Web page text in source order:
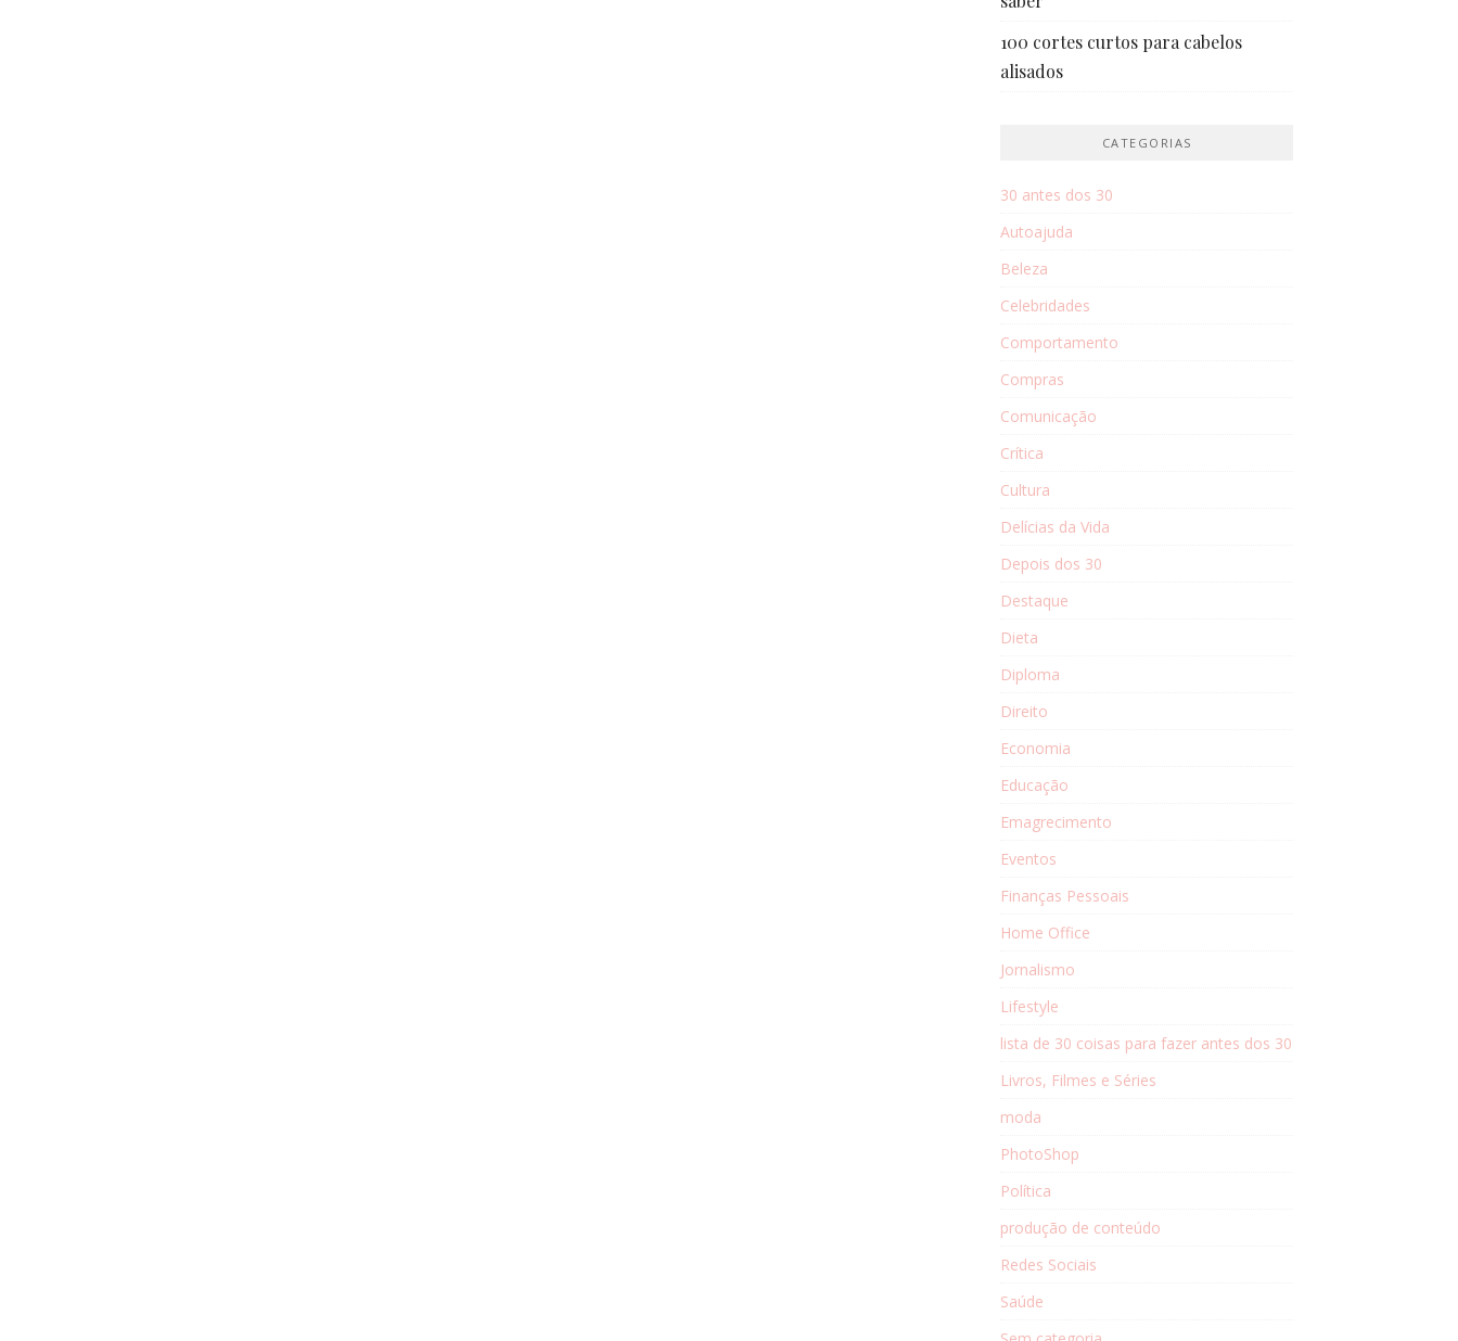
100 cortes curtos para cabelos
alisados
CATEGORIAS
30 antes dos 30
Autoajuda
Beleza
Celebridades
Comportamento
Compras
Comunicação
Crítica
Cultura
Delícias da Vida
Depois dos 30
Destaque
Dieta
Diploma
Direito
Economia
Educação
Emagrecimento
Eventos
Finanças Pessoais
Home Office
Jornalismo
Lifestyle
lista de 30 coisas para fazer antes dos 30
Livros, Filmes e Séries
moda
PhotoShop
Política
produção de conteúdo
Redes Sociais
Saúde